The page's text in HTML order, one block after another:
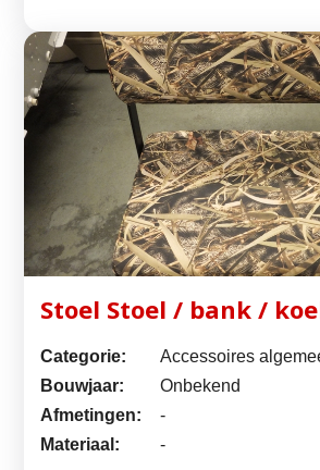
Stoel Stoel / bank /
Categorie:
Accessoires
Bouwjaar:
Onbekend
Afmetingen:
-
Materiaal:
-